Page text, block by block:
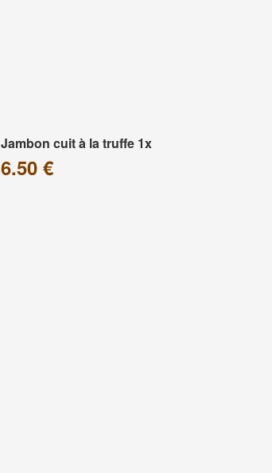
Jambon cuit à la truffe 1x
6.50 €